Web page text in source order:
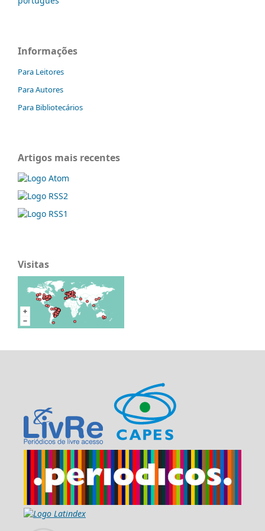
Informações
Para Leitores
Para Autores
Para Bibliotecários
Artigos mais recentes
Visitas